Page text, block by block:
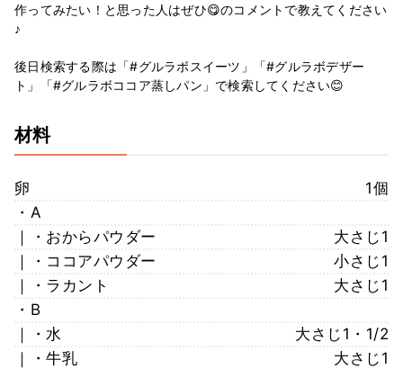
作ってみたい！と思った人はぜひ😋のコメントで教えてください
♪
後日検索する際は「#グルラボスイーツ」「#グルラボデザー
ト」「#グルラボココア蒸しパン」で検索してください😊
材料
卵
1個
・A
｜・おからパウダー
大さじ1
｜・ココアパウダー
小さじ1
｜・ラカント
大さじ1
・B
｜・水
大さじ1・1/2
｜・牛乳
大さじ1